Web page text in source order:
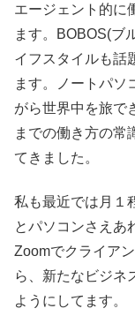
エージェント的に
ます。BOBOS(ブ
イフスタイルも話
ます。ノートパソ
がら世界中を旅で
までの働き方の常
てきました。
私も最近では月１
とパソコンさえあ
Zoomでクライア
ら、新たなビジネ
ようにしてます。